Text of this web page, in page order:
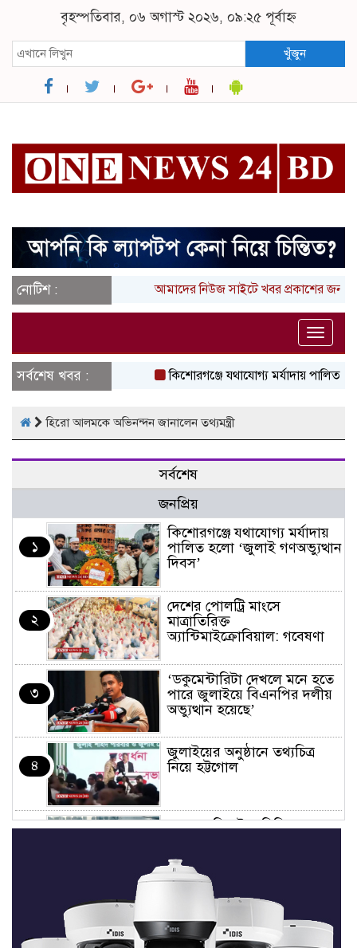
বৃহস্পতিবার, ০৬ অগাস্ট ২০২৬, ০৯:২৫ পূর্বাহ্ন
খুঁজুন
নোটিশ : আমাদের নিউজ সাইটে খবর প্রকাশের জন্য
Toggle
সর্বশেষ খবর :
কিশোরগঞ্জে যথাযোগ্য মর্যাদায় পালিত
হিরো আলমকে অভিনন্দন জানালেন তথ্যমন্ত্রী
সর্বশেষ
জনপ্রিয়
১
কিশোরগঞ্জে যথাযোগ্য মর্যাদায়
পালিত হলো ‘জুলাই গণঅভ্যুত্থান
দিবস’
২
দেশের পোলট্রি মাংসে
মাত্রাতিরিক্ত
অ্যান্টিমাইক্রোবিয়াল: গবেষণা
৩
‘ডকুমেন্টারিটা দেখলে মনে হতে
পারে জুলাইয়ে বিএনপির দলীয়
অভ্যুত্থান হয়েছে’
৪
জুলাইয়ের অনুষ্ঠানে তথ্যচিত্র
নিয়ে হট্টগোল
মাত্র ছয় দিনেই ১ বিলিয়ন ডলার
ডে
ধর্ষণের অভিযোগে কনটেন্ট
ক্রিয়েটর রিপন মিয়ার বিরুদ্ধে
মামলা